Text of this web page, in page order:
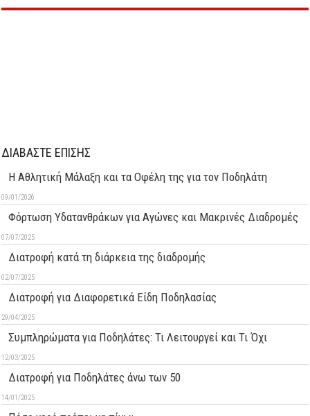
ΔΙΑΒΑΣΤΕ ΕΠΙΣΗΣ
Η Αθλητική Μάλαξη και τα Οφέλη της για τον Ποδηλάτη
09/01/2026
Φόρτωση Υδατανθράκων για Αγώνες και Μακρινές Διαδρομές
07/07/2025
Διατροφή κατά τη διάρκεια της διαδρομής
02/07/2025
Διατροφή για Διαφορετικά Είδη Ποδηλασίας
29/04/2025
Συμπληρώματα για Ποδηλάτες: Τι Λειτουργεί και Τι Όχι
12/03/2025
Διατροφή για Ποδηλάτες άνω των 50
14/01/2025